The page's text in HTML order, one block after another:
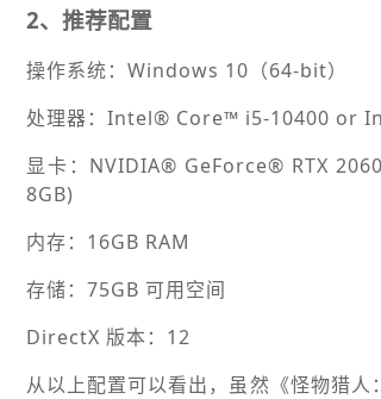
2、推荐配置
操作系统：Windows 10（64-bit）
处理器：Intel® Core™ i5-10400 or
显卡：NVIDIA® GeForce® RTX
8GB)
内存：16GB RAM
存储：75GB 可用空间
DirectX 版本：12
从以上配置可以看出，虽然《怪物猎